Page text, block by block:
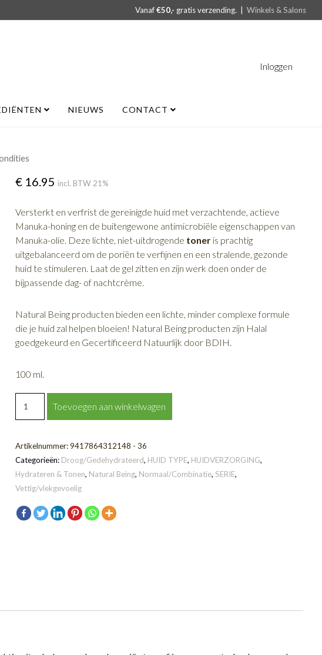
Vanaf€50,- gratis verzending. |Winkels & Salons
Inloggen
NIEUWS CONTACT
€ 16.95 incl. BTW 21%
Versterkt en verfrist de gereinigde huid met verzachtende, actieve
Manuka-honing en de buitengewone antimicrobiële eigenschappen van
Manuka-olie. Deze lichte, niet-uitdrogende toner is prachtig
uitgebalanceerd om de poriën te verfijnen en een stralende, gezonde
huid te stimuleren. Laat de gel zitten en zijn werk doen onder de
bijpassende dag- of nachtcrème.
Natural Being producten bieden een lichte, minder complexe formule
die je huid zal helpen bloeien! Natural Being producten zijn Halal
goedgekeurd en Gecertificeerd Natuurlijk door BDIH.
100 ml.
Tonic
|
alle
huidcondities
aantal
Toevoegen aan winkelwagen
Artikelnummer:9417864312148 - 36
Categorieën: Droog/Gedehydrateerd, HUID TYPE, HUIDVERZORGING,
Hydrateren & Tonen, Natural Being, Normaal/Combinatie,SERIE,
Vettig/vlekgevoelig